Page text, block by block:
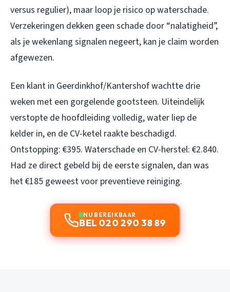
versus regulier), maar loop je risico op waterschade.
Verzekeringen dekken geen schade door “nalatigheid”,
als je wekenlang signalen negeert, kan je claim worden
afgewezen.
Een klant in Geerdinkhof/Kantershof wachtte drie
weken met een gorgelende gootsteen. Uiteindelijk
verstopte de hoofdleiding volledig, water liep de
kelder in, en de CV-ketel raakte beschadigd.
Ontstopping: €395. Waterschade en CV-herstel: €2.840.
Had ze direct gebeld bij de eerste signalen, dan was
het €185 geweest voor preventieve reiniging.
NU BEREIKBAAR
BEL 020 290 38 89